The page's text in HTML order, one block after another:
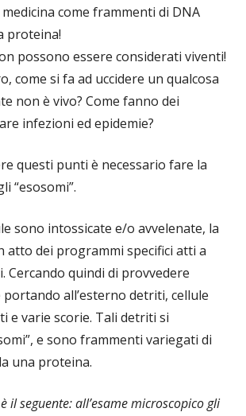
come frammenti di DNA
proteina!
possono essere considerati viventi!
come si fa ad uccidere un qualcosa
non è vivo? Come fanno dei
infezioni ed epidemie?
questi punti è necessario fare la
“esosomi”.
sono intossicate e/o avvelenate, la
atto dei programmi specifici atti a
Cercando quindi di provvedere
portando all’esterno detriti, cellule
e varie scorie. Tali detriti si
e sono frammenti variegati di
una proteina.
il seguente: all’esame microscopico gli